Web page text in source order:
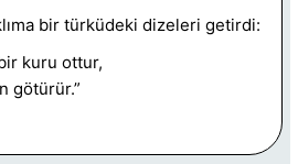
bir türküdeki dizeleri getirdi:
kuru ottur,
götürür.”